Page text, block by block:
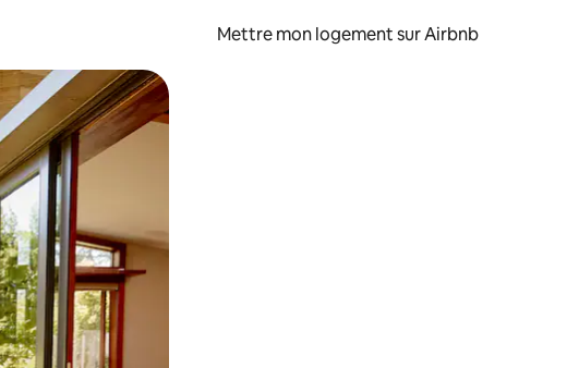
Mettre mon logement sur Airbnb